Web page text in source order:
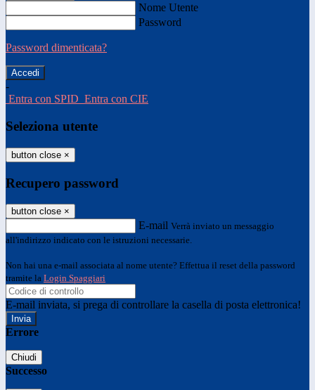
Nome Utente
Password
Password dimenticata?
-
Entra con SPID Entra con CIE
Seleziona utente
button close ×
Recupero password
button close ×
E-mail Verrà inviato un messaggio
all'indirizzo indicato con le istruzioni necessarie.
Non hai una e-mail associata al nome utente? Effettua il reset della password
tramite la Login Spaggiari
E-mail inviata, si prega di controllare la casella di posta elettronica!
Errore
Chiudi
Successo